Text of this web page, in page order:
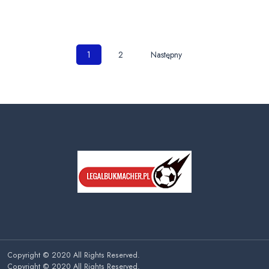
Nawigacja
1 2 Następny
Copyright © 2020 All Rights Reserved.
Copyright © 2020 All Rights Reserved.